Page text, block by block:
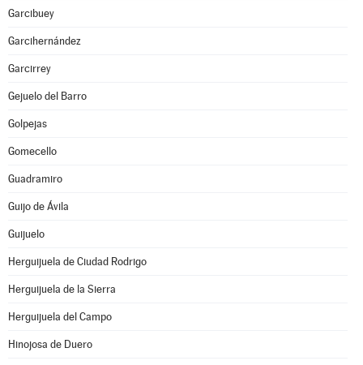
Garcibuey
Garcihernández
Garcirrey
Gejuelo del Barro
Golpejas
Gomecello
Guadramiro
Guijo de Ávila
Guijuelo
Herguijuela de Ciudad Rodrigo
Herguijuela de la Sierra
Herguijuela del Campo
Hinojosa de Duero